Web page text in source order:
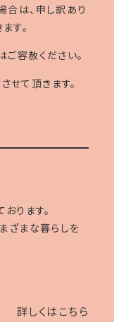
合は、申し訳あり
す。
容赦ください。
て頂きます。
ります。
ざまな暮らしを
詳しくはこちら